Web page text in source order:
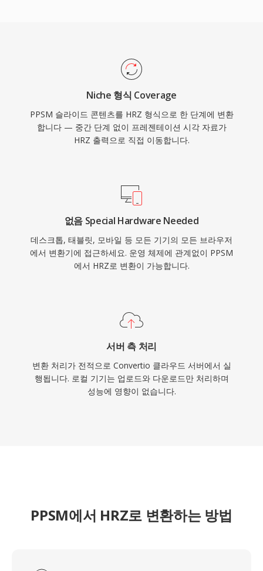
Niche 형식 Coverage
PPSM 슬라이드 콘텐츠를 HRZ 형식으로 한 단계에 변환
합니다 — 중간 단계 없이 프레젠테이션 시각 자료가
HRZ 출력으로 직접 이동합니다.
없음 Special Hardware Needed
데스크톱, 태블릿, 모바일 등 모든 기기의 모든 브라우저
에서 변환기에 접근하세요. 운영 체제에 관계없이 PPSM
에서 HRZ로 변환이 가능합니다.
서버 측 처리
변환 처리가 전적으로 Convertio 클라우드 서버에서 실
행됩니다. 로컬 기기는 업로드와 다운로드만 처리하며
성능에 영향이 없습니다.
PPSM에서 HRZ로 변환하는 방법